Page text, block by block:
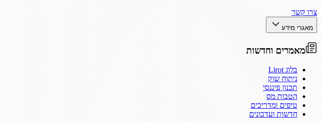
צרו קשר
מאגרי מידע
מאמרים וחדשות
בלוג Lirot
ניתוח שוק
תכנון פיננסי
הטבות מס
טיפים ומדריכים
חדשות ועדכונים